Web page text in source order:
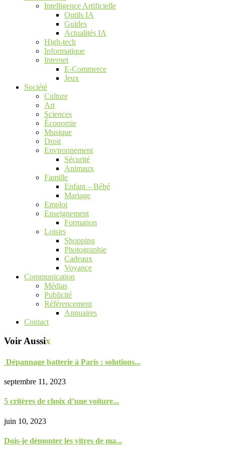
Intelligence Artificielle
Outils IA
Guides
Actualités IA
High-tech
Informatique
Internet
E-Commerce
Jeux
Société
Culture
Art
Sciences
Économie
Musique
Droit
Environnement
Sécurité
Animaux
Famille
Enfant – Bébé
Mariage
Emploi
Enseignement
Formation
Loisirs
Shopping
Photographie
Cadeaux
Voyance
Communication
Médias
Publicité
Référencement
Annuaires
Contact
Voir Aussix
Dépannage batterie à Paris : solutions...
septembre 11, 2023
5 critères de choix d’une voiture...
juin 10, 2023
Dois-je démonter les vitres de ma...